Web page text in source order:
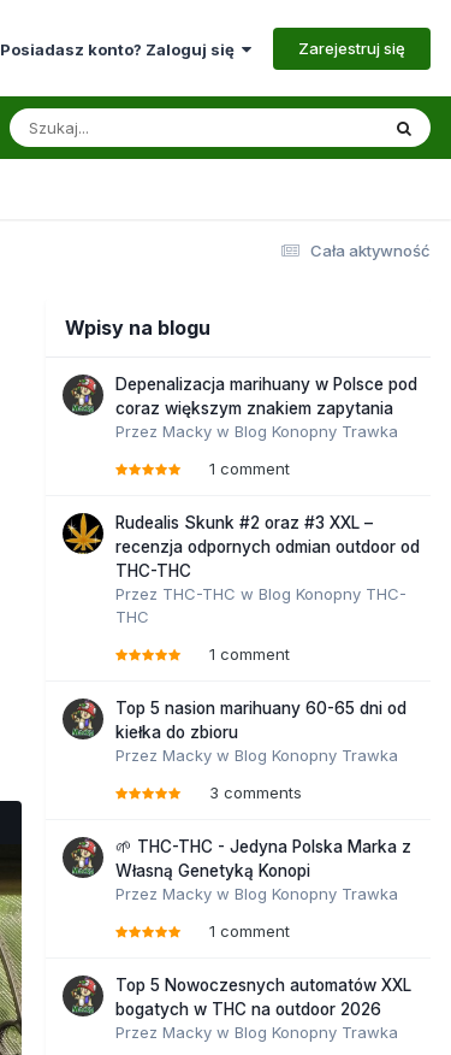
Posiadasz konto? Zaloguj się Zarejestruj się
Cała aktywność
Wpisy na blogu
Depenalizacja marihuany w Polsce pod
coraz większym znakiem zapytania
Przez Macky w Blog Konopny Trawka
1 comment
Rudealis Skunk #2 oraz #3 XXL –
recenzja odpornych odmian outdoor od
THC-THC
Przez THC-THC w Blog Konopny THC-
THC
1 comment
Top 5 nasion marihuany 60-65 dni od
kiełka do zbioru
Przez Macky w Blog Konopny Trawka
3 comments
🌱 THC-THC - Jedyna Polska Marka z
Własną Genetyką Konopi
Przez Macky w Blog Konopny Trawka
1 comment
Top 5 Nowoczesnych automatów XXL
bogatych w THC na outdoor 2026
Przez Macky w Blog Konopny Trawka